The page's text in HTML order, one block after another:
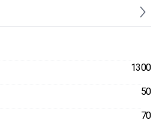
1300
50
70